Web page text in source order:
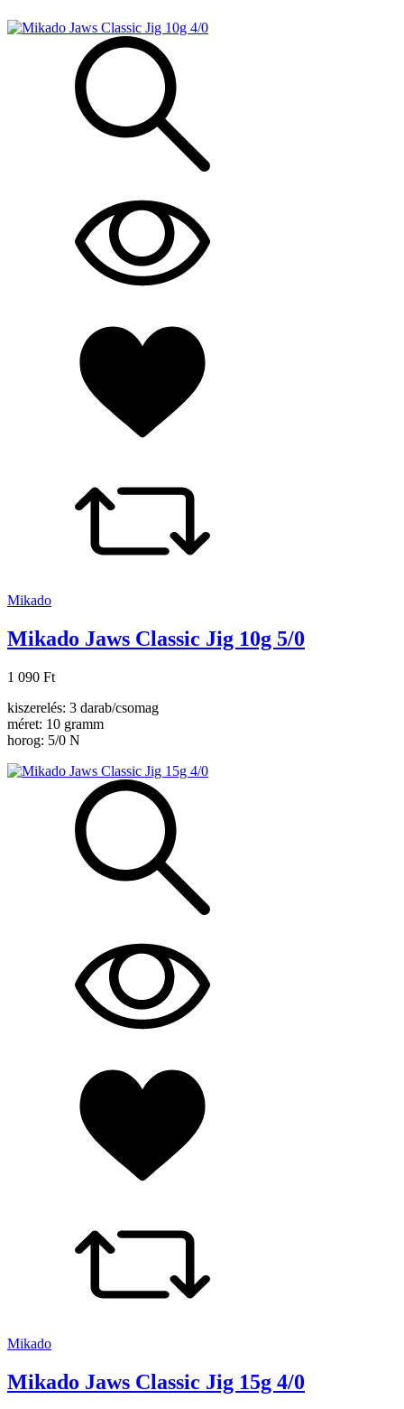
Mikado
Mikado Jaws Classic Jig 10g 5/0
1 090 Ft
kiszerelés: 3 darab/csomag
méret: 10 gramm
horog: 5/0 N
Mikado
Mikado Jaws Classic Jig 15g 4/0